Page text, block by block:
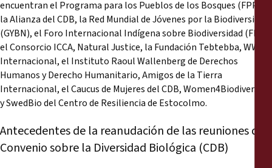
encuentran el Programa para los Pueblos de los Bosques (FPP),
la Alianza del CDB, la Red Mundial de Jóvenes por la Biodiversidad
(GYBN), el Foro Internacional Indígena sobre Biodiversidad (FIIB),
el Consorcio ICCA, Natural Justice, la Fundación Tebtebba, WWF
Internacional, el Instituto Raoul Wallenberg de Derechos
Humanos y Derecho Humanitario, Amigos de la Tierra
Internacional, el Caucus de Mujeres del CDB, Women4Biodiversity
y SwedBio del Centro de Resiliencia de Estocolmo.
Antecedentes de la reanudación de las reuniones del
Convenio sobre la Diversidad Biológica (CDB)